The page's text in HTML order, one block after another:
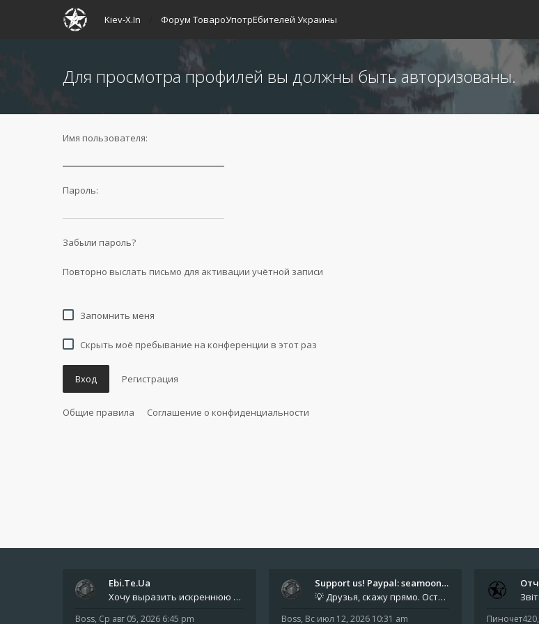
Kiev-X.In Форум ТовароУпотрЕбителей Украины
Для просмотра профилей вы должны быть авторизованы.
Имя пользователя:
Пароль:
Забыли пароль?
Повторно выслать письмо для активации учётной записи
Запомнить меня
Скрыть моё пребывание на конференции в этот раз
Вход Регистрация
Общие правила Соглашение о конфиденциальности
Ebi.Te.Ua
Хочу выразить искреннюю благодарность всем анонимным пользователям, которые поддержали наше сообщество финансово. Благод
Boss, Ср авг 05, 2026 6:45 pm
Support us! Paypal: seamoonpa…
💡 Друзья, скажу прямо. Осталось мало времени. За это время нам нужно закрыть последние обязательные расходы: около 500
Boss, Вс июл 12, 2026 10:31 am Пиночет420,